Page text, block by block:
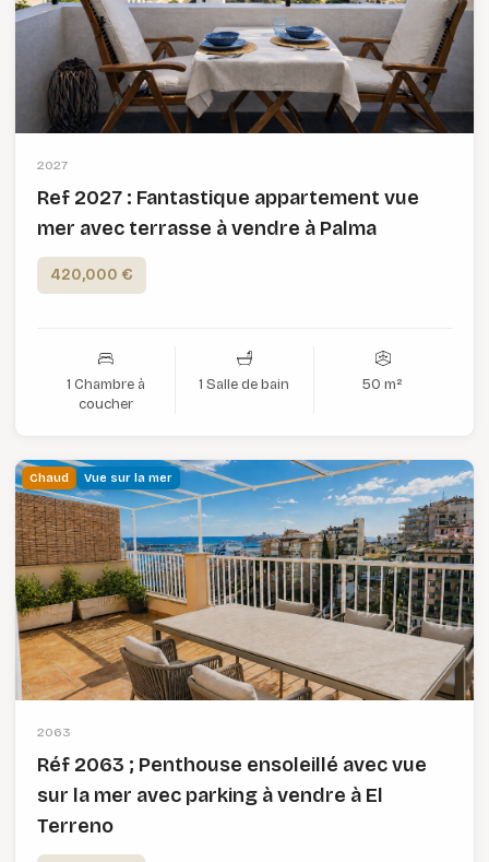
2027
Ref 2027 : Fantastique appartement vue
mer avec terrasse à vendre à Palma
420,000 €
1 Chambre à
coucher
1 Salle de bain 50 m²
Chaud Vue sur la mer
2063
Réf 2063 ; Penthouse ensoleillé avec vue
sur la mer avec parking à vendre à El
Terreno